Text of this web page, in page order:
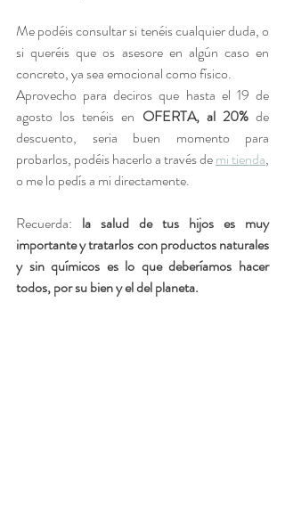
Me podéis consultar si tenéis cualquier duda, o
si queréis que os asesore en algún caso en
concreto, ya sea emocional como físico.
Aprovecho para deciros que hasta el 19 de
agosto los tenéis en OFERTA, al 20% de
descuento, seria buen momento para
probarlos, podéis hacerlo a través de mi tienda,
o me lo pedís a mi directamente.
Recuerda: la salud de tus hijos es muy
importante y tratarlos con productos naturales
y sin químicos es lo que deberíamos hacer
todos, por su bien y el del planeta.